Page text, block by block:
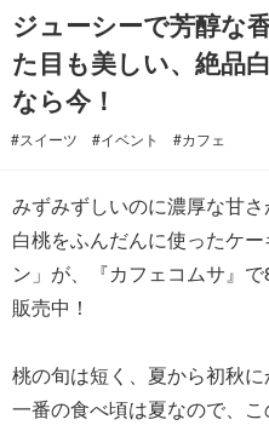
ジューシーで芳醇な
た目も美しい、絶品
なら今！
#スイーツ #イベント #カフェ
みずみずしいのに濃厚な甘さ
白桃をふんだんに使ったケ
ン」が、『カフェコムサ』
販売中！
桃の旬は短く、夏から初秋
一番の食べ頃は夏なので、